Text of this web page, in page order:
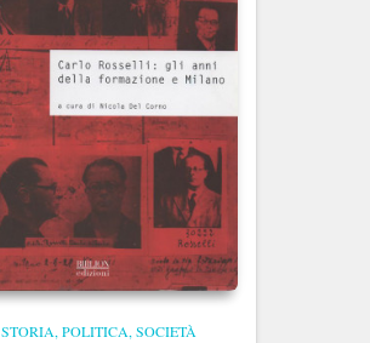
STORIA, POLITICA, SOCIETÀ